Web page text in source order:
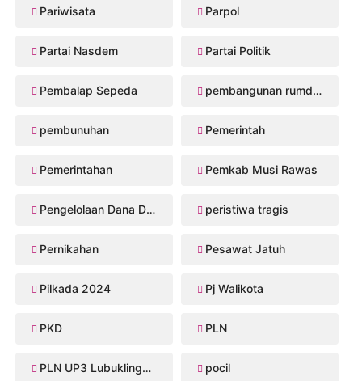
Pariwisata Parpol
Partai Nasdem Partai Politik
Pembalap Sepeda pembangunan rumdis Musi Rawas
pembunuhan Pemerintah
Pemerintahan Pemkab Musi Rawas
Pengelolaan Dana Desa peristiwa tragis
Pernikahan Pesawat Jatuh
Pilkada 2024 Pj Walikota
PKD PLN
PLN UP3 Lubuklinggau pocil